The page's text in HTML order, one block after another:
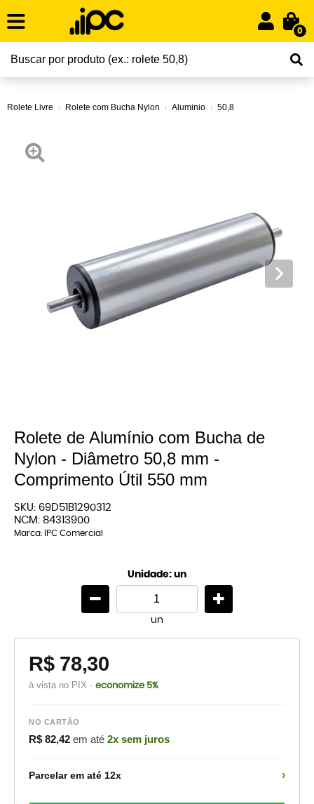
0
Rolete Livre Rolete com Bucha Nylon Aluminio 50,8
Rolete de Alumínio com Bucha de
Nylon - Diâmetro 50,8 mm -
Comprimento Útil 550 mm
SKU: 69D51B1290312
NCM: 84313900
Marca: IPC Comercial
Unidade: un
un
R$ 78,30
à vista no PIX · economize 5%
NO CARTÃO
R$ 82,42 em até 2x sem juros
Parcelar em até 12x ›